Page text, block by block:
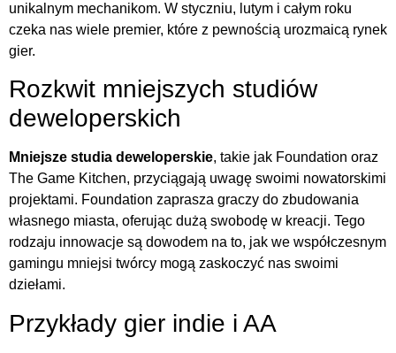
unikalnym mechanikom. W styczniu, lutym i całym roku
czeka nas wiele premier, które z pewnością urozmaicą rynek
gier.
Rozkwit mniejszych studiów
deweloperskich
Mniejsze studia deweloperskie, takie jak Foundation oraz
The Game Kitchen, przyciągają uwagę swoimi nowatorskimi
projektami. Foundation zaprasza graczy do zbudowania
własnego miasta, oferując dużą swobodę w kreacji. Tego
rodzaju innowacje są dowodem na to, jak we współczesnym
gamingu mniejsi twórcy mogą zaskoczyć nas swoimi
dziełami.
Przykłady gier indie i AA